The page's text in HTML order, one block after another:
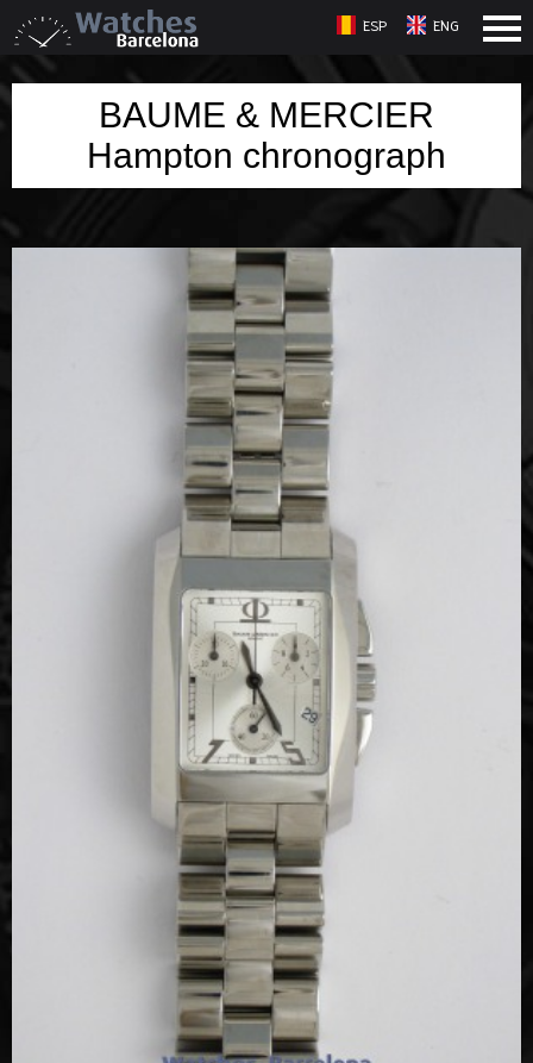
ESP ENG
BAUME & MERCIER
Hampton chronograph